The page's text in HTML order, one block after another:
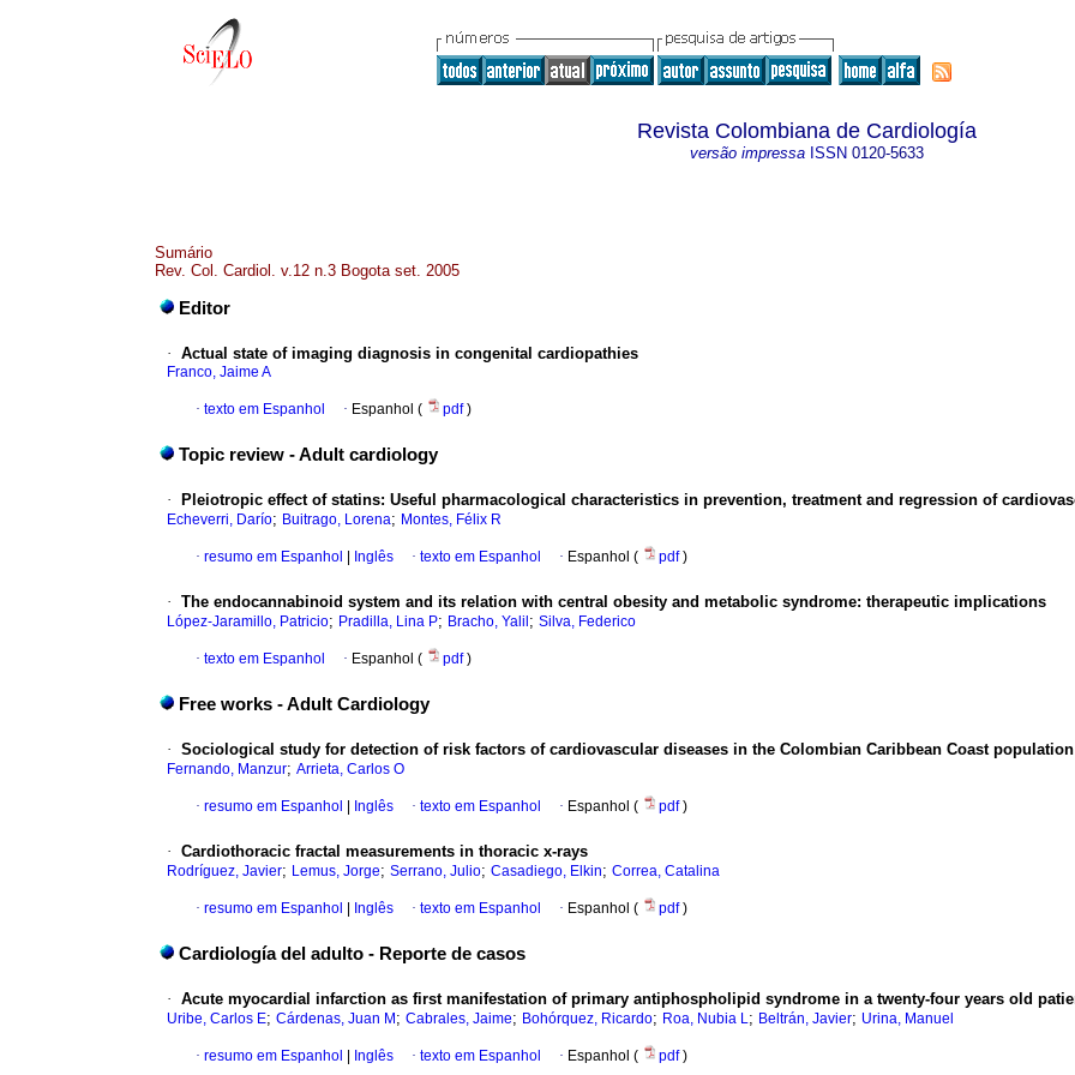
Revista Colombiana de Cardiología
versão impressaISSN 0120-5633
Sumário
Rev. Col. Cardiol. v.12 n.3 Bogota set. 2005
Editor
· Actual state of imaging diagnosis in congenital cardiopathies
Franco, Jaime A
· texto em Espanhol · Espanhol ( pdf)
Topic review - Adult cardiology
· Pleiotropic effect of statins: Useful pharmacological characteristics in prevention, treatment and regression of
Echeverri, Darío; Buitrago, Lorena; Montes, Félix R
· resumo em Espanhol Inglês · texto em Espanhol · Espanhol ( pdf)
· The endocannabinoid system and its relation with central obesity and metabolic syndrome: therapeutic implications
López-Jaramillo, Patricio; Pradilla, Lina P; Bracho, Yalil ; Silva, Federico
· texto em Espanhol · Espanhol ( pdf)
Free works - Adult Cardiology
· Sociological study for detection of risk factors of cardiovascular diseases in the Colombian Caribbean Coast population
Fernando, Manzur; Arrieta, Carlos O
· resumo em Espanhol Inglês · texto em Espanhol · Espanhol ( pdf)
· Cardiothoracic fractal measurements in thoracic x-rays
Rodríguez, Javier; Lemus, Jorge; Serrano, Julio; Casadiego, Elkin; Correa, Catalina
· resumo em Espanhol Inglês · texto em Espanhol · Espanhol ( pdf)
Cardiología del adulto - Reporte de casos
· Acute myocardial infarction as first manifestation of primary antiphospholipid syndrome in a twenty-four years old
Uribe, Carlos E; Cárdenas, Juan M ; Cabrales, Jaime; Bohórquez, Ricardo; Roa, Nubia L; Beltrán, Javier; Urina, Manuel
· resumo em Espanhol Inglês · texto em Espanhol · Espanhol ( pdf)